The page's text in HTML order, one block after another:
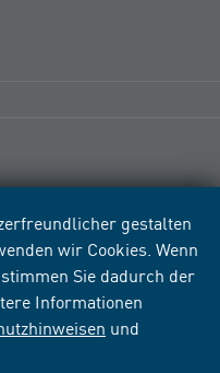
gestalten
wir Cookies. Wenn
Sie dadurch der
Informationen
und